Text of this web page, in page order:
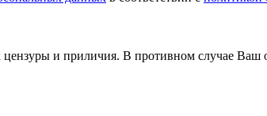
и приличия. В противном случае Ваш